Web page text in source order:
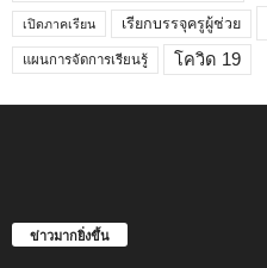
เปิดภาคเรียน เรียกบรรจุครูผู้ช่วย
แผนการจัดการเรียนรู้ โควิด 19
ข่าวมากยิ่งขึ้น